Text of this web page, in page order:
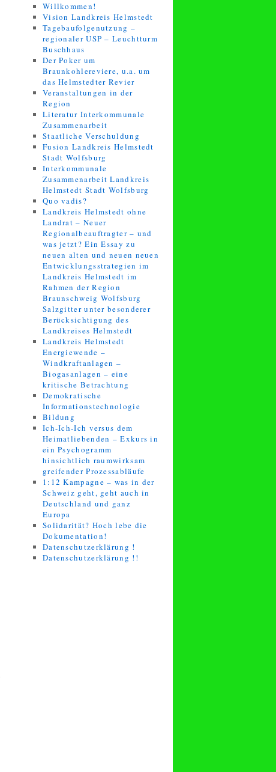
Willkommen!
Vision Landkreis Helmstedt
Tagebaufolgenutzung –
regionaler USP – Leuchtturm
Buschhaus
Der Poker um
Braunkohlereviere, u.a. um
das Helmstedter Revier
Veranstaltungen in der
Region
Literatur Interkommunale
Zusammenarbeit
Staatliche Verschuldung
Fusion Landkreis Helmstedt
Stadt Wolfsburg
Interkommunale
Zusammenarbeit Landkreis
Helmstedt Stadt Wolfsburg
Quo vadis?
Landkreis Helmstedt ohne
Landrat – Neuer
Regionalbeauftragter – und
was jetzt? Ein Essay zu
neuen alten und neuen neuen
Entwicklungsstrategien im
Landkreis Helmstedt im
Rahmen der Region
Braunschweig Wolfsburg
Salzgitter unter besonderer
Berücksichtigung des
Landkreises Helmstedt
Landkreis Helmstedt
Energiewende –
Windkraftanlagen –
Biogasanlagen – eine
kritische Betrachtung
Demokratische
Informationstechnologie
Bildung
Ich-Ich-Ich versus dem
Heimatliebenden – Exkurs in
ein Psychogramm
hinsichtlich raumwirksam
greifender Prozessabläufe
1:12 Kampagne – was in der
Schweiz geht, geht auch in
Deutschland und ganz
Europa
Solidarität? Hoch lebe die
Dokumentation!
Datenschutzerklärung !
Datenschutzerklärung !!